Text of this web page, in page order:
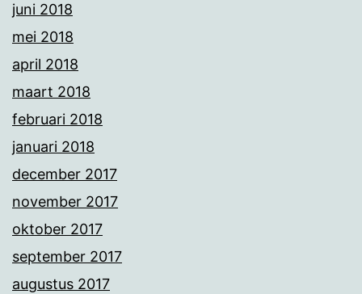
juni 2018
mei 2018
april 2018
maart 2018
februari 2018
januari 2018
december 2017
november 2017
oktober 2017
september 2017
augustus 2017